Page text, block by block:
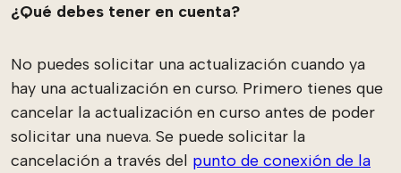
¿Qué debes tener en cuenta?
No puedes solicitar una actualización cuando ya
hay una actualización en curso. Primero tienes que
cancelar la actualización en curso antes de poder
solicitar una nueva. Se puede solicitar la
cancelación a través del punto de conexión de la